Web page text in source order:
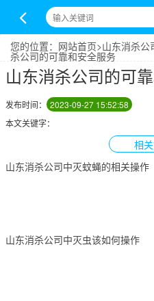
您的位置： 网站首页>山东消杀公
杀公司的可靠和安全服务
山东消杀公司的可
发布时间：
2023-09-27 15:52:58
本文关键字：
相
山东消杀公司中灭蚊蝇的相关操作
山东消杀公司中灭虫该如何操作